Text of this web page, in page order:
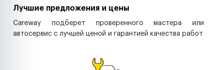
Лучшие предложения и цены
Careway подберет проверенного мастера или
автосервис с лучшей ценой и гарантией качества работ